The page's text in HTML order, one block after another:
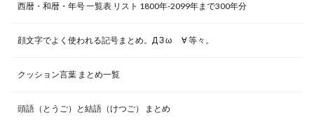
西暦・和暦・年号 一覧表 リスト 1800年-2099年まで300年分
顔文字でよく使われる記号まとめ。Д З ω ゞ∀ 等々。
クッション言葉 まとめ一覧
頭語（とうご）と結語（けつご） まとめ